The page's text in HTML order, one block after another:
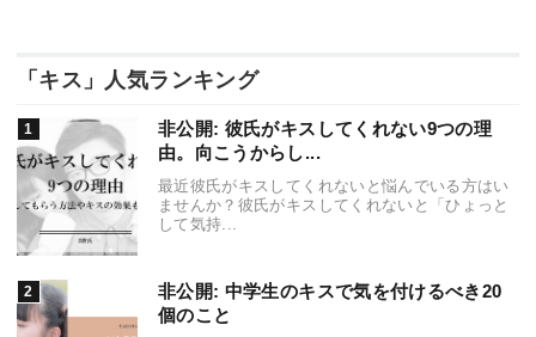
「キス」人気ランキング
非公開: 彼氏がキスしてくれない9つの理
由。向こうからし...
最近彼氏がキスしてくれないと悩んでいる方はい
ませんか？彼氏がキスしてくれないと「ひょっと
して気持...
非公開: 中学生のキスで気を付けるべき20
個のこと